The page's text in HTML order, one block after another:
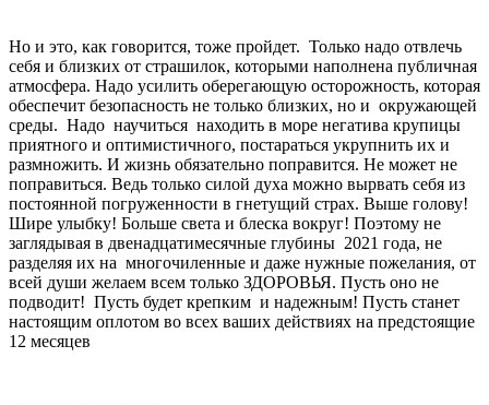
Но и это, как говорится, тоже пройдет. Только надо отвлечь
себя и близких от страшилок, которыми наполнена публичная
атмосфера. Надо усилить оберегающую осторожность, которая
обеспечит безопасность не только близких, но и окружающей
среды. Надо научиться находить в море негатива крупицы
приятного и оптимистичного, постараться укрупнить их и
размножить. И жизнь обязательно поправится. Не может не
поправиться. Ведь только силой духа можно вырвать себя из
постоянной погруженности в гнетущий страх. Выше голову!
Шире улыбку! Больше света и блеска вокруг! Поэтому не
заглядывая в двенадцатимесячные глубины 2021 года, не
разделяя их на многочиленные и даже нужные пожелания, от
всей души желаем всем только ЗДОРОВЬЯ. Пусть оно не
подводит! Пусть будет крепким и надежным! Пусть станет
настоящим оплотом во всех ваших действиях на предстоящие
12 месяцев